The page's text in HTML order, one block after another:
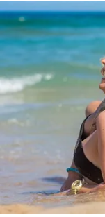
FOTO
CONCORSI
EVENTI
VIDEO
TV